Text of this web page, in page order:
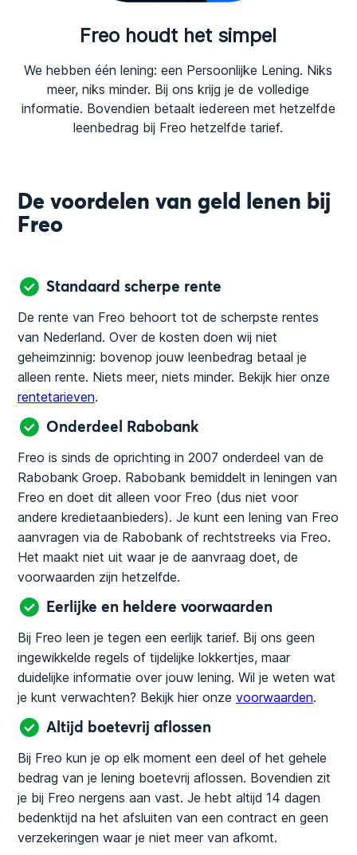
Freo houdt het simpel
We hebben één lening: een Persoonlijke Lening. Niks
meer, niks minder. Bij ons krijg je de volledige
informatie. Bovendien betaalt iedereen met hetzelfde
leenbedrag bij Freo hetzelfde tarief.
De voordelen van geld lenen bij
Freo
Standaard scherpe rente
De rente van Freo behoort tot de scherpste rentes
van Nederland. Over de kosten doen wij niet
geheimzinnig: bovenop jouw leenbedrag betaal je
alleen rente. Niets meer, niets minder. Bekijk hier onze
rentetarieven.
Onderdeel Rabobank
Freo is sinds de oprichting in 2007 onderdeel van de
Rabobank Groep. Rabobank bemiddelt in leningen van
Freo en doet dit alleen voor Freo (dus niet voor
andere kredietaanbieders). Je kunt een lening van Freo
aanvragen via de Rabobank of rechtstreeks via Freo.
Het maakt niet uit waar je de aanvraag doet, de
voorwaarden zijn hetzelfde.
Eerlijke en heldere voorwaarden
Bij Freo leen je tegen een eerlijk tarief. Bij ons geen
ingewikkelde regels of tijdelijke lokkertjes, maar
duidelijke informatie over jouw lening. Wil je weten wat
je kunt verwachten? Bekijk hier onze voorwaarden.
Altijd boetevrij aflossen
Bij Freo kun je op elk moment een deel of het gehele
bedrag van je lening boetevrij aflossen. Bovendien zit
je bij Freo nergens aan vast. Je hebt altijd 14 dagen
bedenktijd na het afsluiten van een contract en geen
verzekeringen waar je niet meer van afkomt.